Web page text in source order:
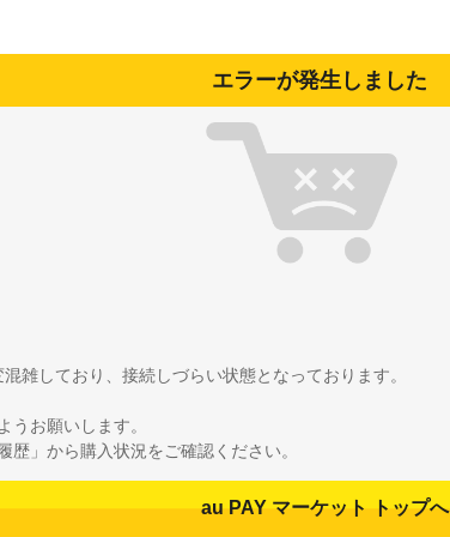
エラーが発生しました
雑しており、接続しづらい状態となっております。
お願いします。
」から購入状況をご確認ください。
au PAY マーケット トップへ